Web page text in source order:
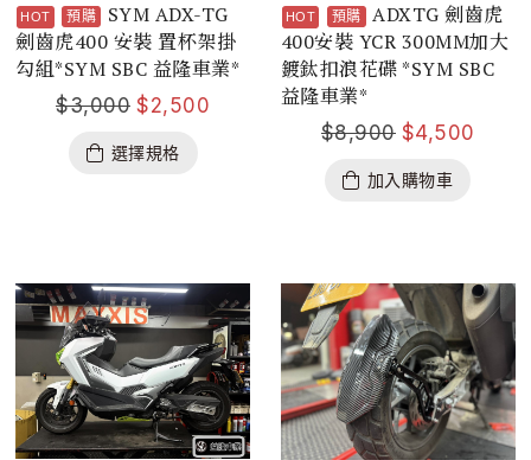
預購
SYM ADX-TG
劍齒虎400 安裝 置杯架掛
勾組*SYM SBC 益隆車業*
$3,000 $2,500
選擇規格
預購
ADXTG 劍齒虎
400安裝 YCR 300MM加大
鍍鈦扣浪花碟 *SYM SBC
益隆車業*
$8,900 $4,500
加入購物車